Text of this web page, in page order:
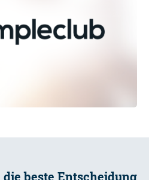
beste Entscheidung